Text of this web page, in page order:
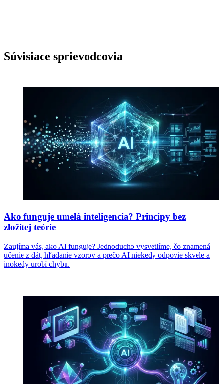
Súvisiace sprievodcovia
Ako funguje umelá inteligencia? Princípy bez
zložitej teórie
Zaujíma vás, ako AI funguje? Jednoducho vysvetlíme, čo znamená
učenie z dát, hľadanie vzorov a prečo AI niekedy odpovie skvele a
inokedy urobí chybu.